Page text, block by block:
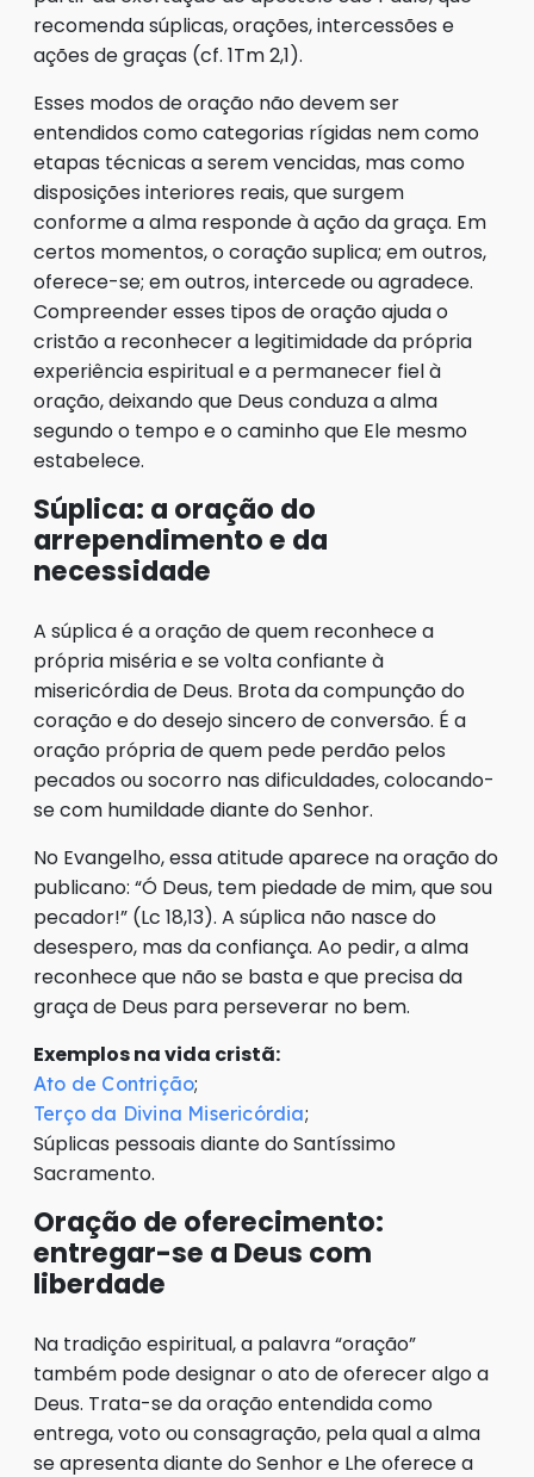
recomenda súplicas, orações, intercessões e
ações de graças (cf. 1Tm 2,1).
Esses modos de oração não devem ser
entendidos como categorias rígidas nem como
etapas técnicas a serem vencidas, mas como
disposições interiores reais, que surgem
conforme a alma responde à ação da graça. Em
certos momentos, o coração suplica; em outros,
oferece-se; em outros, intercede ou agradece.
Compreender esses tipos de oração ajuda o
cristão a reconhecer a legitimidade da própria
experiência espiritual e a permanecer fiel à
oração, deixando que Deus conduza a alma
segundo o tempo e o caminho que Ele mesmo
estabelece.
Súplica: a oração do
arrependimento e da
necessidade
A súplica é a oração de quem reconhece a
própria miséria e se volta confiante à
misericórdia de Deus. Brota da compunção do
coração e do desejo sincero de conversão. É a
oração própria de quem pede perdão pelos
pecados ou socorro nas dificuldades, colocando-
se com humildade diante do Senhor.
No Evangelho, essa atitude aparece na oração do
publicano: “Ó Deus, tem piedade de mim, que sou
pecador!” (Lc 18,13). A súplica não nasce do
desespero, mas da confiança. Ao pedir, a alma
reconhece que não se basta e que precisa da
graça de Deus para perseverar no bem.
Exemplos na vida cristã:
Ato de Contrição;
Terço da Divina Misericórdia;
Súplicas pessoais diante do Santíssimo
Sacramento.
Oração de oferecimento:
entregar-se a Deus com
liberdade
Na tradição espiritual, a palavra “oração”
também pode designar o ato de oferecer algo a
Deus. Trata-se da oração entendida como
entrega, voto ou consagração, pela qual a alma
se apresenta diante do Senhor e Lhe oferece a